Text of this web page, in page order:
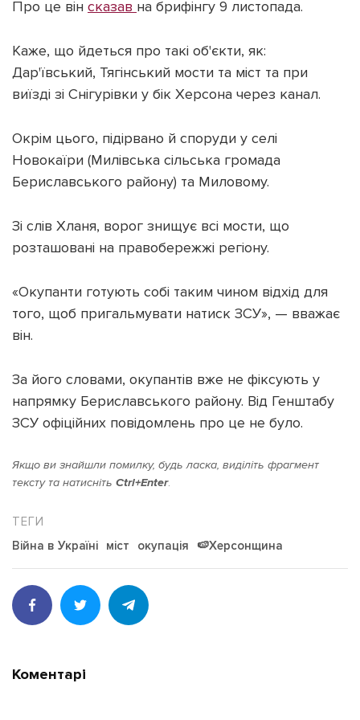
Підтримати dyvys.info
Про це він сказав на брифінгу 9 листопада.
Каже, що йдеться про такі об'єкти, як:
Дар'ївський, Тягінський мости та міст та при
виїзді зі Снігурівки у бік Херсона через канал.
Окрім цього, підірвано й споруди у селі
Новокаїри (Милівська сільська громада
Бериславського району) та Миловому.
Зі слів Хланя, ворог знищує всі мости, що
розташовані на правобережжі регіону.
«Окупанти готують собі таким чином відхід для
того, щоб пригальмувати натиск ЗСУ», — вважає
він.
За його словами, окупантів вже не фіксують у
напрямку Бериславського району. Від Генштабу
ЗСУ офіційних повідомлень про це не було.
Якщо ви знайшли помилку, будь ласка, виділіть фрагмент
тексту та натисніть Ctrl+Enter.
Війна в Україні міст окупація 🍉Херсонщина
Коментарі